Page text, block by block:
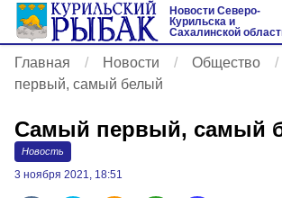
Новости Северо-
Курильска и
Сахалинской
Главная Новости Общество
первый, самый белый
Самый первый, самый
Новость
3 ноября 2021, 18:51